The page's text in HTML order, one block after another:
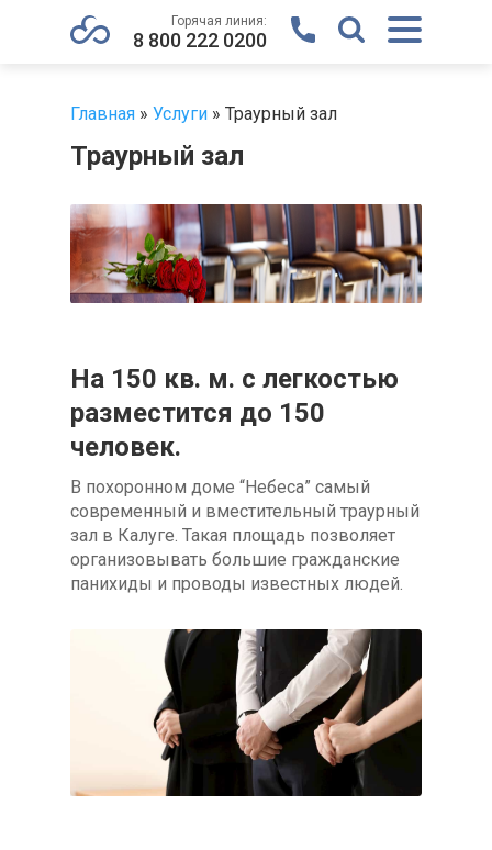
Горячая линия:
8 800 222 0200
Главная » Услуги » Траурный зал
Траурный зал
На 150 кв. м. с легкостью
разместится до 150
человек.
В похоронном доме “Небеса” самый
современный и вместительный траурный
зал в Калуге. Такая площадь позволяет
организовывать большие гражданские
панихиды и проводы известных людей.